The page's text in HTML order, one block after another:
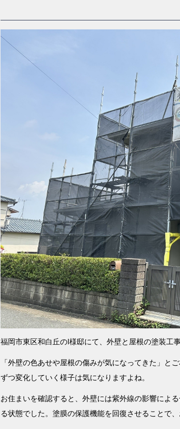
福岡市東区和白丘のI様邸にて、外壁と屋根の塗装工
「外壁の色あせや屋根の傷みが気になってきた」と
ずつ変化していく様子は気になりますよね。
お住まいを確認すると、外壁には紫外線の影響によ
る状態でした。塗膜の保護機能を回復させることで